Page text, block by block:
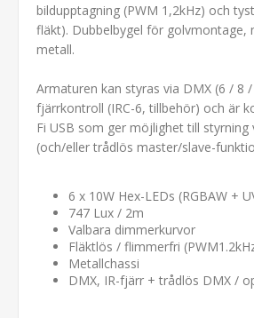
bildupptagning (PWM 1,2kHz) och
fläkt). Dubbelbygel för golvmontage,
metall.
Armaturen kan styras via DMX (6 / 8
fjärrkontroll (IRC-6, tillbehör) och är
Fi USB som ger möjlighet till styrning
(och/eller trådlös master/slave-
6 x 10W Hex-LEDs (RGBAW +
747 Lux / 2m
Valbara dimmerkurvor
Fläktlös / flimmerfri
Metallchassi
DMX, IR-fjärr + trådlös DMX /